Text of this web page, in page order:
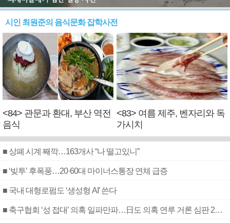
시인 최원준의 음식문화 잡학사전
<84> 관문과 환대, 부산 역전
음식
<83> 여름 제주, 벤자리와 독
가시치
■ 상폐 시계 째깍…163개사 “나 떨고있니”
■ ‘빚투’ 후폭풍…20·60대 마이너스통장 연체 급증
■ 국내 대형로펌도 ‘생성형 AI’ 쓴다
■ 축구협회 ‘성 접대’ 의혹 일파만파…日도 의혹 연루 거론 심판 2명 조사